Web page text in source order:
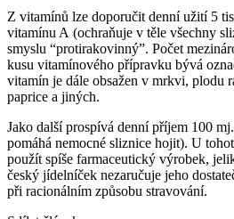
Z vitamínů lze doporučit denní užití 5
vitamínu A (ochraňuje v těle všechny
smyslu “protirakovinný”. Počet
kusu vitamínového přípravku bývá
vitamín je dále obsažen v mrkvi, plodu
paprice a jiných.
Jako další prospívá denní příjem 100
pomáhá nemocné sliznice hojit). U
použít spíše farmaceutický výrobek,
český jídelníček nezaručuje jeho
při racionálním způsobu stravování.